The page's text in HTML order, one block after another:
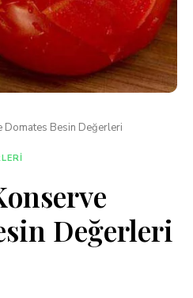
Domates Besin Değerleri
Değerleri